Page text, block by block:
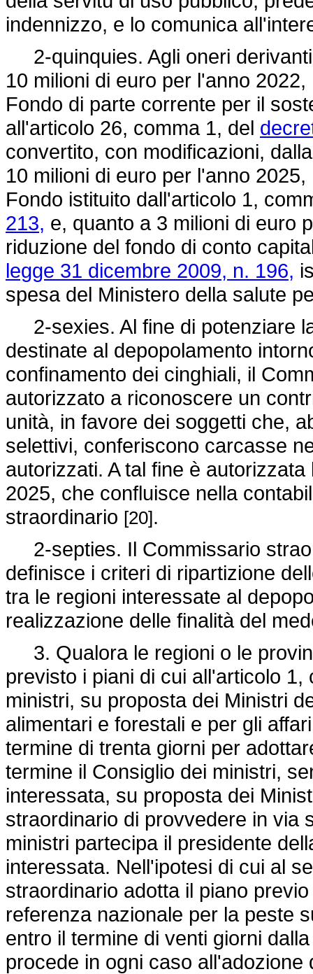
indennizzo, e lo comunica
2-quinquies. Agli oneri
10 milioni di euro per l'anno
Fondo di parte corrente per il
all'articolo 26, comma 1, del
convertito, con modificazioni,
10 milioni di euro per l'anno
Fondo istituito dall'articolo 1,
213, e, quanto a 3 milioni di euro
riduzione del fondo di conto
legge 31 dicembre 2009, n. 196,
spesa del Ministero della salute
2-sexies. Al fine di potenziare
destinate al depopolamento
confinamento dei cinghiali, il
autorizzato a riconoscere un
unità, in favore dei soggetti che,
selettivi, conferiscono carcasse
autorizzati. A tal fine è
2025, che confluisce nella
straordinario [20].
2-septies. Il Commissario
definisce i criteri di ripartizione
tra le regioni interessate al
realizzazione delle finalità del
3. Qualora le regioni o le
previsto i piani di cui all'articolo
ministri, su proposta dei Ministri
alimentari e forestali e per gli
termine di trenta giorni per
termine il Consiglio dei ministri,
interessata, su proposta dei
straordinario di provvedere in via
ministri partecipa il presidente
interessata. Nell'ipotesi di cui al
straordinario adotta il piano
referenza nazionale per la peste
entro il termine di venti giorni
procede in ogni caso